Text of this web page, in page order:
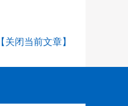
【关闭当前文章】